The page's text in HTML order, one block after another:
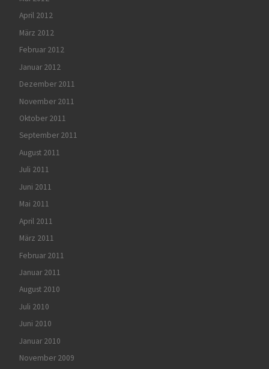
April 2012
März 2012
Februar 2012
Januar 2012
Dezember 2011
November 2011
Oktober 2011
September 2011
August 2011
Juli 2011
Juni 2011
Mai 2011
April 2011
März 2011
Februar 2011
Januar 2011
August 2010
Juli 2010
Juni 2010
Januar 2010
November 2009